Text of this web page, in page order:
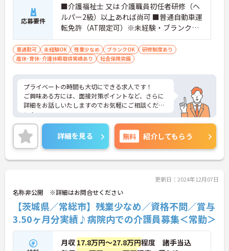
応募要件
■介護福祉士 又は 介護職員初任者研修（ヘ
ルパー2級）以上あれば尚可 ■普通自動車運
転免許（AT限定可）※未経験・ブランクあ
る方相談可
車通勤可 未経験OK 残業少なめ ブランクOK
研修制度あり
産休･育休･介護休暇取得実績あり
社会保険完備
プライベートの時間も大切にできる求人です！
ご興味ある方には、面接対策ポイントなど、さらに
詳細をお話しいたしますのでお気軽にご相談くださ
い！
詳細を見る 無料 紹介してもらう
更新日：2024年12月07日
名称非公開 ※詳細はお問合せください
【茨城県／常総市】残業少なめ／資格不問／賞与
3.50ヶ月分実績♪病院内での介護員募集＜常勤＞
月収 17.8万円～27.8万円程度 諸手当込